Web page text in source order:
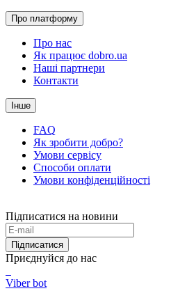
Про платформу
Про нас
Як працює dobro.ua
Наші партнери
Контакти
Інше
FAQ
Як зробити добро?
Умови сервісу
Способи оплати
Умови конфіденційності
Підписатися на новини
Підписатися
Приєднуйся до нас
Viber bot